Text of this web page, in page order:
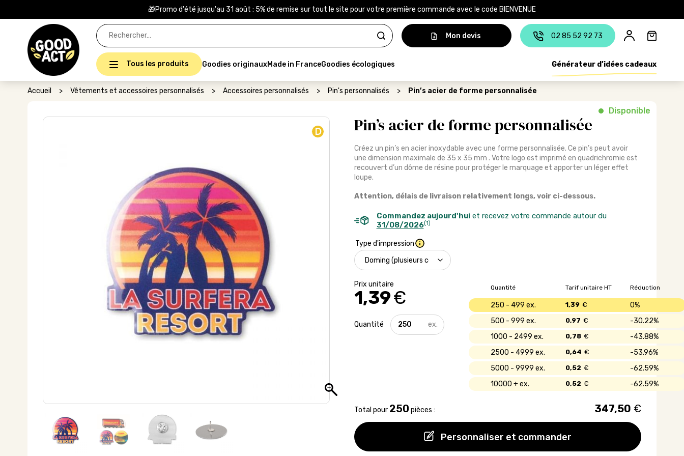
🎁Promo d'été jusqu'au 31 août : 5% de remise sur tout le site pour votre première commande avec le code BIENVENUE
Rechercher :
Mon devis
02 85 52 92 73
Tous les produits Goodies originauxMade in FranceGoodies écologiques Générateur d’idées cadeaux
Accueil > Vêtements et accessoires personnalisés > Accessoires personnalisés > Pin's personnalisés > Pin’s acier de forme personnalisée
D Pin’s acier de forme personnalisée
Disponible
Créez un pin’s en acier inoxydable avec une forme personnalisée. Ce pin’s peut avoir
une dimension maximale de 35 x 35 mm . Votre logo est imprimé en quadrichromie est
recouvert d’un dôme de résine pour protéger le marquage et apporter un léger effet
loupe.
Attention, délais de livraison relativement longs, voir ci-dessous.
Commandez aujourd'huiet recevez votre commande autour du
31/08/2026(1)
Type d'impression
1,39€
Personnaliser et commander
quantité
de
Quantité Réduction
Tarif unitaire HT
250 - 499 0%
1,39 €
500 - 999 30.22%
0,97 €
1000 - 2499 43.88%
0,78 €
2500 - 4999 53.96%
0,64 €
5000 - 9999 62.59%
0,52 €
10000 + 62.59%
0,52 €
Total pour 250 pièces : 347,50 €